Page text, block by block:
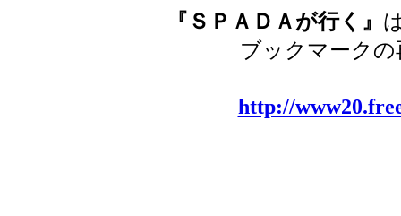
『ＳＰＡＤＡが行く』
ブックマーク
http://